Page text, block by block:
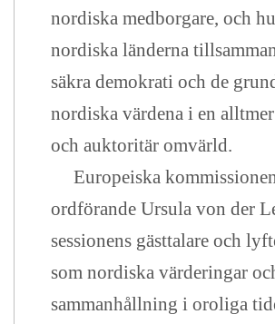
nordiska medborgare, och
nordiska länderna
säkra demokrati och de
nordiska värdena i en
och auktoritär omvärld.
Europeiska
ordförande Ursula von der
sessionens gästtalare och
som nordiska värderingar
sammanhållning i oroliga